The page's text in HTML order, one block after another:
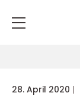
28. April 2020